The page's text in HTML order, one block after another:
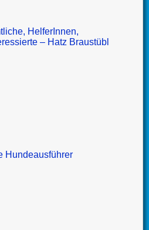
HelferInnen,
– Hatz Braustübl
Hundeausführer